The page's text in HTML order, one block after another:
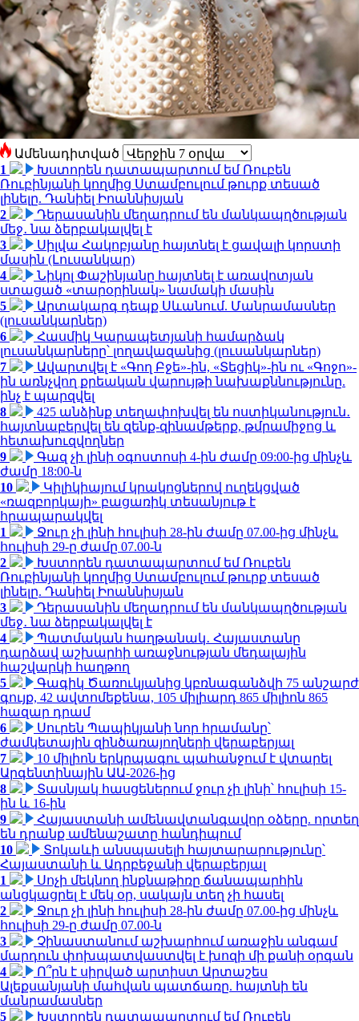
Ամենադիտված
1
Խստորեն դատապարտում եմ Ռուբեն
Ռուբինյանի կողմից Ստամբուլում թուրք տեսած
լինելը. Դանիել Իոաննիսյան
2
Դերասանին մեղադրում են մանկապղծության
մեջ․ նա ձերբակալվել է
3
Սիլվա Հակոբյանը հայտնել է ցավալի կորստի
մասին (Լուսանկար)
4
Նիկոլ Փաշինյանը հայտնել է առավոտյան
ստացած «տարօրինակ» նամակի մասին
5
Արտակարգ դեպք Սևանում. Մանրամասներ
(լուսանկարներ)
6
Հասմիկ Կարապետյանի համարձակ
լուսանկարները՝ լողավազանից (լուսանկարներ)
7
Ավարտվել է «Գող Բջե»-ին, «Տեցիկ»-ին ու «Գոջո»-
ին առնչվող քրեական վարույթի նախաքննությունը.
ինչ է պարզվել
8
425 անձինք տեղափոխվել են ոստիկանություն․
հայտնաբերվել են զենք-զինամթերք, թմրամիջոց և
հետախուզվողներ
9
Գազ չի լինի օգոստոսի 4-ին ժամը 09:00-ից մինչև
ժամը 18:00-ն
10
Կիլիկիայում կրակոցներով ուղեկցված
«ռազբորկայի» բացառիկ տեսանյութ է
հրապարակվել
1
Ջուր չի լինի հուլիսի 28-ին ժամը 07.00-ից մինչև
հուլիսի 29-ը ժամը 07.00-ն
2
Խստորեն դատապարտում եմ Ռուբեն
Ռուբինյանի կողմից Ստամբուլում թուրք տեսած
լինելը. Դանիել Իոաննիսյան
3
Դերասանին մեղադրում են մանկապղծության
մեջ․ նա ձերբակալվել է
4
Պատմական հաղթանակ․ Հայաստանը
դարձավ աշխարհի առաջնության մեդալային
հաշվարկի հաղթող
5
Գագիկ Ծառուկյանից կբռնագանձվի 75 անշարժ
գույք, 42 ավտոմեքենա, 105 միլիարդ 865 միլիոն 865
հազար դրամ
6
Սուրեն Պապիկյանի նոր հրամանը՝
ժամկետային զինծառայողների վերաբերյալ
7
10 միլիոն երկրպագու պահանջում է վտարել
Արգենտինային ԱԱ-2026-ից
8
Տասնյակ հասցեներում ջուր չի լինի՝ հուլիսի 15-
ին և 16-ին
9
Հայաստանի ամենավտանգավոր օձերը. որտեղ
են դրանք ամենաշատը հանդիպում
10
Տոկաևի անսպասելի հայտարարությունը՝
Հայաստանի և Ադրբեջանի վերաբերյալ
1
Սոչի մեկնող ինքնաթիռը ճանապարհին
անցկացրել է մեկ օր, սակայն տեղ չի հասել
2
Ջուր չի լինի հուլիսի 28-ին ժամը 07.00-ից մինչև
հուլիսի 29-ը ժամը 07.00-ն
3
Չինաստանում աշխարհում առաջին անգամ
մարդուն փոխպատվաստվել է խոզի մի քանի օրգան
4
Ո՞րն է սիրված արտիստ Արտաշես
Ալեքսանյանի մահվան պատճառը. հայտնի են
մանրամասներ
5
Խստորեն դատապարտում եմ Ռուբեն